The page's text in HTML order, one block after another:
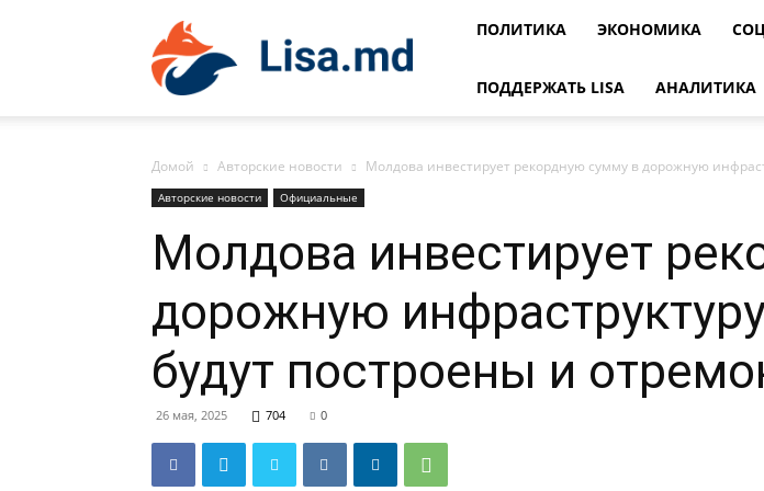
ПОЛИТИКА ЭКОНОМИКА
ПОДДЕРЖАТЬ LISA АНАЛИТИКА
Домой Авторские новости Молдова инвестирует рекордную сумму в дорожную
Авторские новости Официальные
Молдова инвестирует
дорожную
будут построены и
26 мая, 2025 704 0